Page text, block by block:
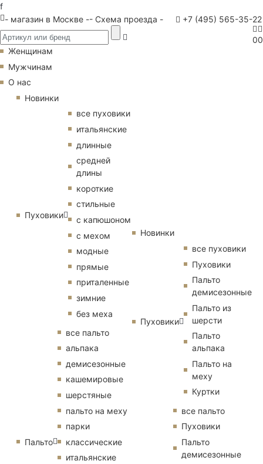
f
- магазин в Москве -- Схема проезда - +7 (495) 565-35-22
00
Женщинам
Мужчинам
О нас
Новинки
Пуховики
все пуховики
итальянские
длинные
средней
длины
короткие
стильные
с капюшоном
с мехом
модные
прямые
приталенные
зимние
без меха
Пальто
все пальто
альпака
демисезонные
кашемировые
шерстяные
пальто на меху
парки
классические
итальянские
Новинки
Пуховики
все пуховики
Пуховики
Пальто
демисезонные
Пальто из
шерсти
Пальто
альпака
Пальто на
меху
Куртки
все пальто
Пуховики
Пальто
демисезонные